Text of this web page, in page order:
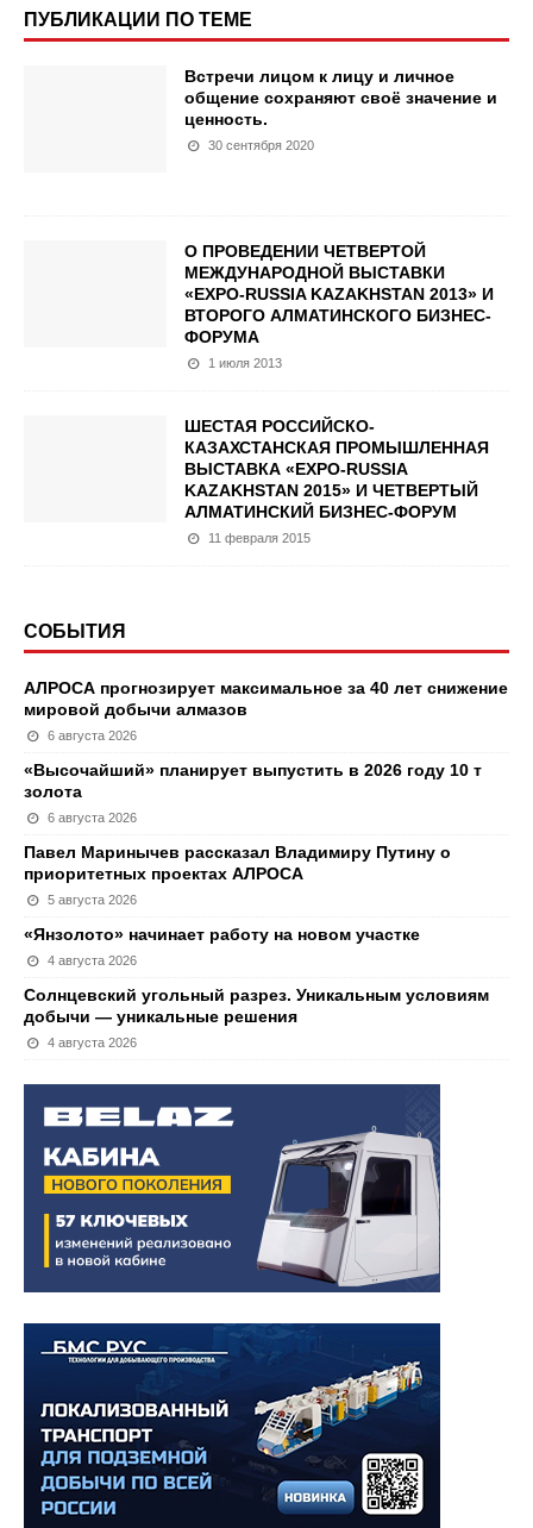
ПУБЛИКАЦИИ ПО ТЕМЕ
Встречи лицом к лицу и личное
общение сохраняют своё значение и
ценность.
30 сентября 2020
О ПРОВЕДЕНИИ ЧЕТВЕРТОЙ
МЕЖДУНАРОДНОЙ ВЫСТАВКИ
«EXPO-RUSSIA KAZAKHSTAN 2013» И
ВТОРОГО АЛМАТИНСКОГО БИЗНЕС-
ФОРУМА
1 июля 2013
ШЕСТАЯ РОССИЙСКО-
КАЗАХСТАНСКАЯ ПРОМЫШЛЕННАЯ
ВЫСТАВКА «EXPO-RUSSIA
KAZAKHSTAN 2015» И ЧЕТВЕРТЫЙ
АЛМАТИНСКИЙ БИЗНЕС-ФОРУМ
11 февраля 2015
СОБЫТИЯ
АЛРОСА прогнозирует максимальное за 40 лет снижение
мировой добычи алмазов
6 августа 2026
«Высочайший» планирует выпустить в 2026 году 10 т
золота
6 августа 2026
Павел Маринычев рассказал Владимиру Путину о
приоритетных проектах АЛРОСА
5 августа 2026
«Янзолото» начинает работу на новом участке
4 августа 2026
Солнцевский угольный разрез. Уникальным условиям
добычи — уникальные решения
4 августа 2026